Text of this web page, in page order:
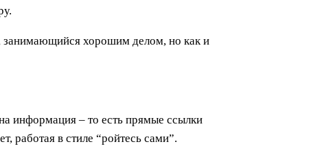
занимающийся хорошим делом, но как и
информация – то есть прямые ссылки
работая в стиле “ройтесь сами”.